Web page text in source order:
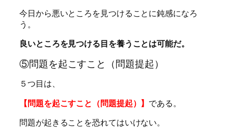
今日から悪いところを見つけることに鈍感になろ
う。
良いところを見つける目を養うことは可能だ。
⑤問題を起こすこと（問題提起）
５つ目は、
【問題を起こすこと（問題提起）】 である。
問題が起きることを恐れてはいけない。